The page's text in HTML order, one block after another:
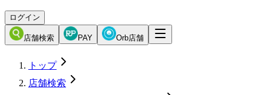
ログイン
店舗検索 PAY Orb店舗
トップ
店舗検索